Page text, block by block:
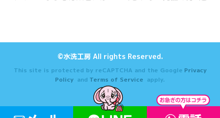
©水洗工房 All rights Reserved.
This site is protected by reCAPTCHA and the Google Privacy
Policy and Terms of Service apply.